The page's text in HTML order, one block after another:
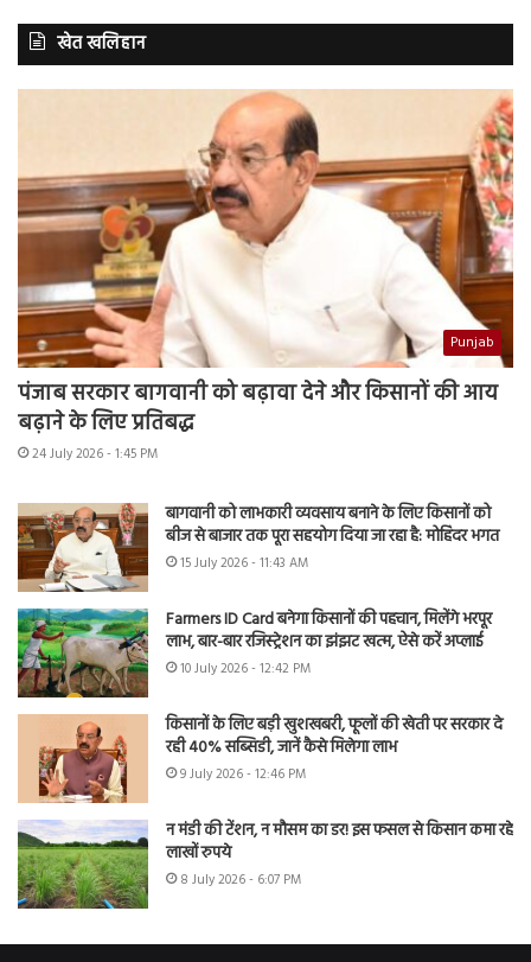
खेत खलिहान
Punjab
पंजाब सरकार बागवानी को बढ़ावा देने और किसानों की आय
बढ़ाने के लिए प्रतिबद्ध
24 July 2026 - 1:45 PM
बागवानी को लाभकारी व्यवसाय बनाने के लिए किसानों को
बीज से बाजार तक पूरा सहयोग दिया जा रहा है: मोहिंदर भगत
15 July 2026 - 11:43 AM
Farmers ID Card बनेगा किसानों की पहचान, मिलेंगे भरपूर
लाभ, बार-बार रजिस्ट्रेशन का झंझट खत्म, ऐसे करें अप्लाई
10 July 2026 - 12:42 PM
किसानों के लिए बड़ी खुशखबरी, फूलों की खेती पर सरकार दे
रही 40% सब्सिडी, जानें कैसे मिलेगा लाभ
9 July 2026 - 12:46 PM
न मंडी की टेंशन, न मौसम का डर! इस फसल से किसान कमा रहे
लाखों रुपये
8 July 2026 - 6:07 PM